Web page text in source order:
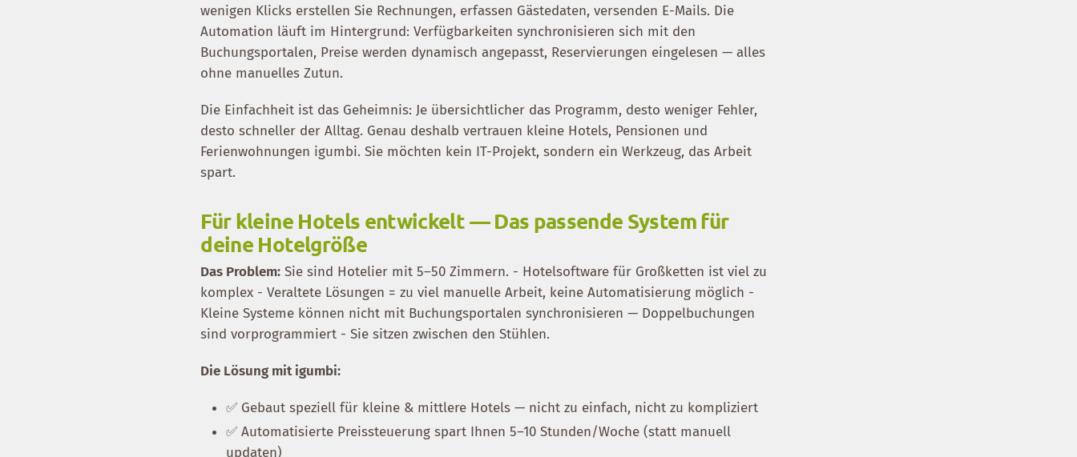
wenigen Klicks erstellen Sie Rechnungen, erfassen Gästedaten, versenden E-Mails. Die
Automation läuft im Hintergrund: Verfügbarkeiten synchronisieren sich mit den
Buchungsportalen, Preise werden dynamisch angepasst, Reservierungen eingelesen — alles
ohne manuelles Zutun.
Die Einfachheit ist das Geheimnis: Je übersichtlicher das Programm, desto weniger Fehler,
desto schneller der Alltag. Genau deshalb vertrauen kleine Hotels, Pensionen und
Ferienwohnungen igumbi. Sie möchten kein IT-Projekt, sondern ein Werkzeug, das Arbeit
spart.
Für kleine Hotels entwickelt — Das passende System für
deine Hotelgröße
Das Problem: Sie sind Hotelier mit 5–50 Zimmern. - Hotelsoftware für Großketten ist viel zu
komplex - Veraltete Lösungen = zu viel manuelle Arbeit, keine Automatisierung möglich -
Kleine Systeme können nicht mit Buchungsportalen synchronisieren — Doppelbuchungen
sind vorprogrammiert - Sie sitzen zwischen den Stühlen.
Die Lösung mit igumbi:
✅ Gebaut speziell für kleine & mittlere Hotels — nicht zu einfach, nicht zu kompliziert
✅ Automatisierte Preissteuerung spart Ihnen 5–10 Stunden/Woche (statt manuell
updaten)